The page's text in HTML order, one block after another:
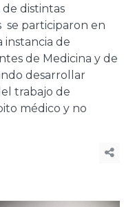
de distintas
se participaron en
de
de Medicina y de
desarrollar
trabajo de
médico y no